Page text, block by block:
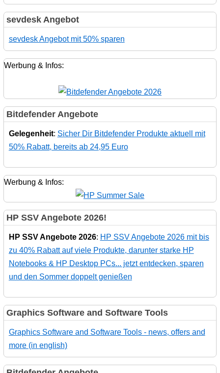
sevdesk Angebot
sevdesk Angebot mit 50% sparen
Werbung & Infos:
Bitdefender Angebote
Gelegenheit: Sicher Dir Bitdefender Produkte aktuell mit
50% Rabatt, bereits ab 24,95 Euro
Werbung & Infos:
HP SSV Angebote 2026!
HP SSV Angebote 2026: HP SSV Angebote 2026 mit bis
zu 40% Rabatt auf viele Produkte, darunter starke HP
Notebooks & HP Desktop PCs... jetzt entdecken, sparen
und den Sommer doppelt genießen
Graphics Software and Software Tools
Graphics Software and Software Tools - news, offers and
more (in english)